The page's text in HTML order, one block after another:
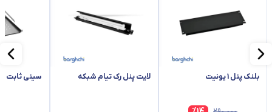
بلنک پنل 1 یونیت لایت پنل رک تیام شبکه سینی ثابت